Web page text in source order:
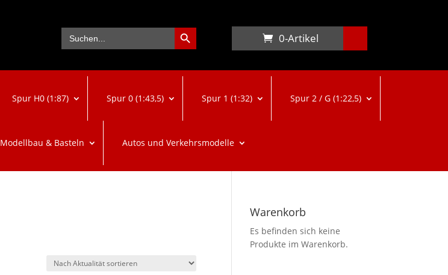
Search
for:
Search Button
0-Artikel
Spur H0 (1:87) Spur 0 (1:43,5) Spur 1 (1:32) Spur 2 / G (1:22,5)
Modellbau & Basteln Autos und Verkehrsmodelle
Warenkorb
Es befinden sich keine
Produkte im Warenkorb.